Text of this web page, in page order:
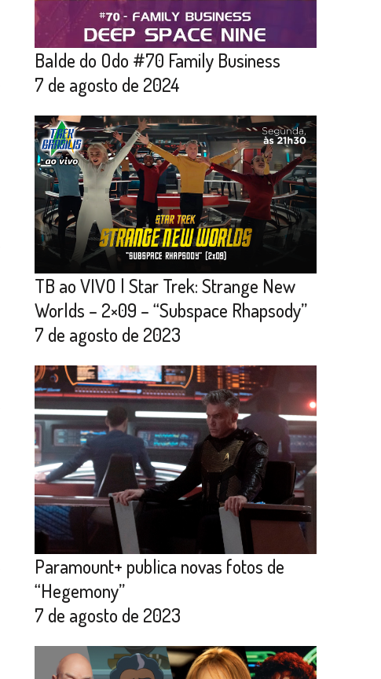
Balde do Odo #70 Family Business
7 de agosto de 2024
TB ao VIVO | Star Trek: Strange New
Worlds – 2×09 – “Subspace Rhapsody”
7 de agosto de 2023
Paramount+ publica novas fotos de
“Hegemony”
7 de agosto de 2023